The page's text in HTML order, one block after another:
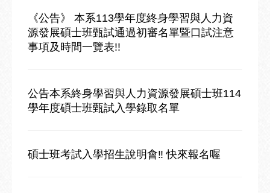
《公告》 本系113學年度終身學習與人力資
源發展碩士班甄試通過初審名單暨口試注意
事項及時間一覽表!!
公告本系終身學習與人力資源發展碩士班114
學年度碩士班甄試入學錄取名單
碩士班考試入學招生說明會‼️ 快來報名喔